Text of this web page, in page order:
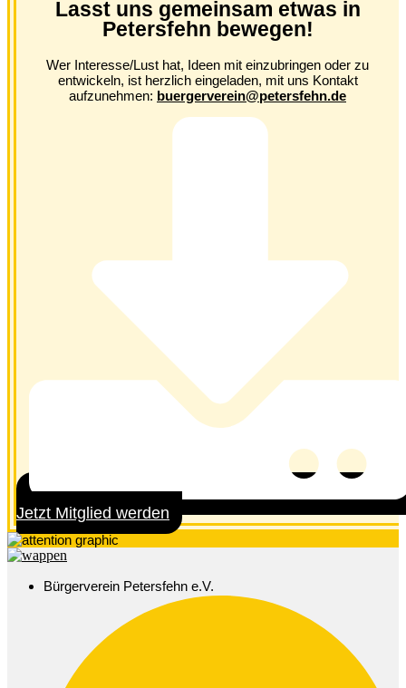
Lasst uns gemeinsam etwas in
Petersfehn bewegen!
Wer Interesse/Lust hat, Ideen mit einzubringen oder zu
entwickeln, ist herzlich eingeladen, mit uns Kontakt
aufzunehmen: buergerverein@petersfehn.de
Jetzt Mitglied werden
Bürgerverein Petersfehn e.V.